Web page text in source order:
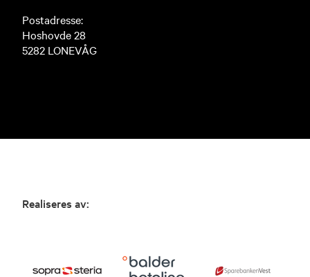
Postadresse:
Hoshovde 28
5282 LONEVÅG
Realiseres av: